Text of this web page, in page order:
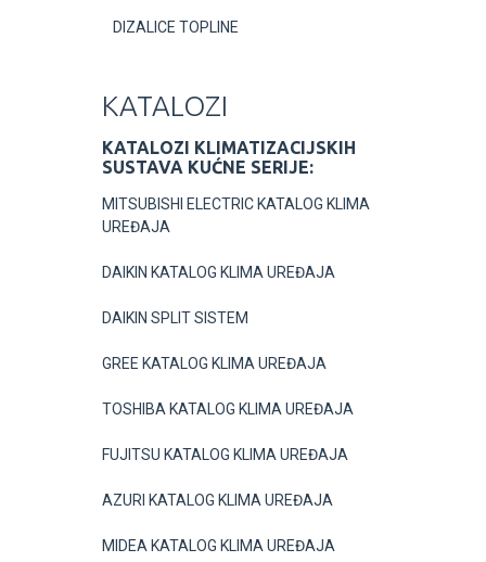
DIZALICE TOPLINE
KATALOZI
KATALOZI KLIMATIZACIJSKIH
SUSTAVA KUĆNE SERIJE:
MITSUBISHI ELECTRIC KATALOG KLIMA
UREĐAJA
DAIKIN KATALOG KLIMA UREĐAJA
DAIKIN SPLIT SISTEM
GREE KATALOG KLIMA UREĐAJA
TOSHIBA KATALOG KLIMA UREĐAJA
FUJITSU KATALOG KLIMA UREĐAJA
AZURI KATALOG KLIMA UREĐAJA
MIDEA KATALOG KLIMA UREĐAJA